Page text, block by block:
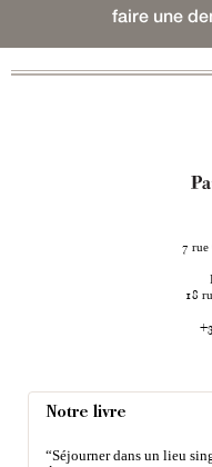
faire une
7 rue
18
Notre livre
“Séjourner dans un lieu